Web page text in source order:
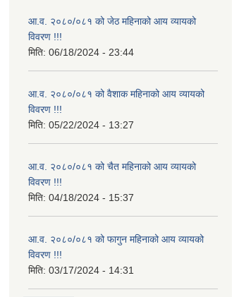
आ.व. २०८०/०८१ को जेठ महिनाको आय व्यायको
विवरण !!!
मिति: 06/18/2024 - 23:44
आ.व. २०८०/०८१ को वैशाक महिनाको आय व्यायको
विवरण !!!
मिति: 05/22/2024 - 13:27
आ.व. २०८०/०८१ को चैत महिनाको आय व्यायको
विवरण !!!
मिति: 04/18/2024 - 15:37
आ.व. २०८०/०८१ को फागुन महिनाको आय व्यायको
विवरण !!!
मिति: 03/17/2024 - 14:31